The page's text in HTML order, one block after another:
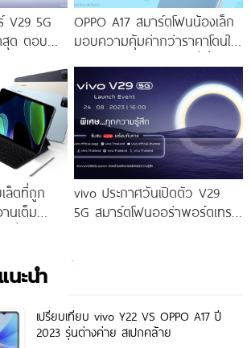
V29 5G
สุด ตอบ
บาท
เศษก่อนใคร
OPPO A17 สมาร์ตโฟนน้องเล็ก
มอบความคุ้มค่ากว่าราคาโดนใจ
ราคาใหม่เพียง 4,599 บาท
เท่านั้น!
ล็ตที่ถูก
นเต็ม
vivo ประกาศวันเปิดตัว V29
5G สมาร์ตโฟนออร่าพอร์ตเทร
ะนำ
เปรียบเทียบ vivo Y22 VS OPPO A17 ปี
2023 รุ่นต่างค่าย สเปกคล้าย